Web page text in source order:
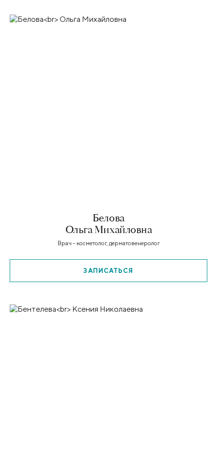
Белова
Ольга Михайловна
Врач – косметолог, дерматовенеролог
ЗАПИСАТЬСЯ